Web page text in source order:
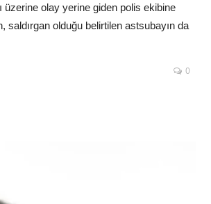
üzerine olay yerine giden polis ekibine
saldırgan olduğu belirtilen astsubayın da
0